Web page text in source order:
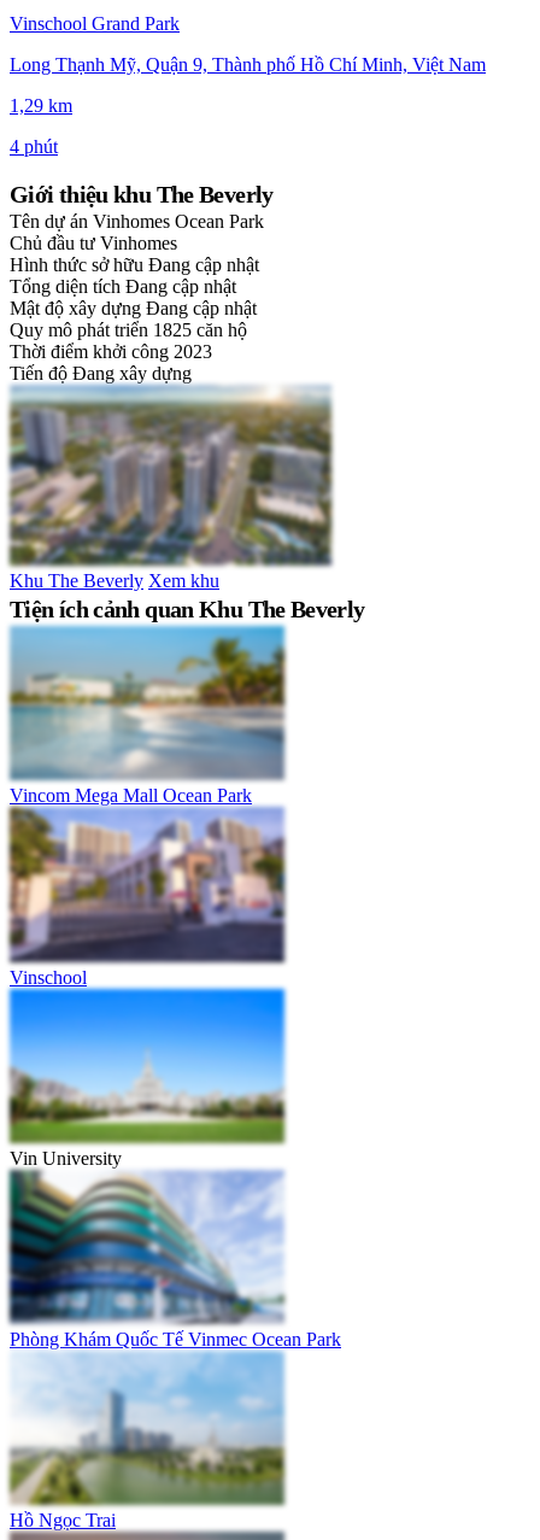
Vinschool Grand Park
Long Thạnh Mỹ, Quận 9, Thành phố Hồ Chí Minh, Việt Nam
1,29 km
4 phút
Giới thiệu khu The Beverly
Tên dự án Vinhomes Ocean Park
Chủ đầu tư Vinhomes
Hình thức sở hữu Đang cập nhật
Tổng diện tích Đang cập nhật
Mật độ xây dựng Đang cập nhật
Quy mô phát triển 1825 căn hộ
Thời điểm khởi công 2023
Tiến độ Đang xây dựng
Khu The Beverly Xem khu
Tiện ích cảnh quan Khu The Beverly
Vincom Mega Mall Ocean Park
Vinschool
Vin University
Phòng Khám Quốc Tế Vinmec Ocean Park
Hồ Ngọc Trai